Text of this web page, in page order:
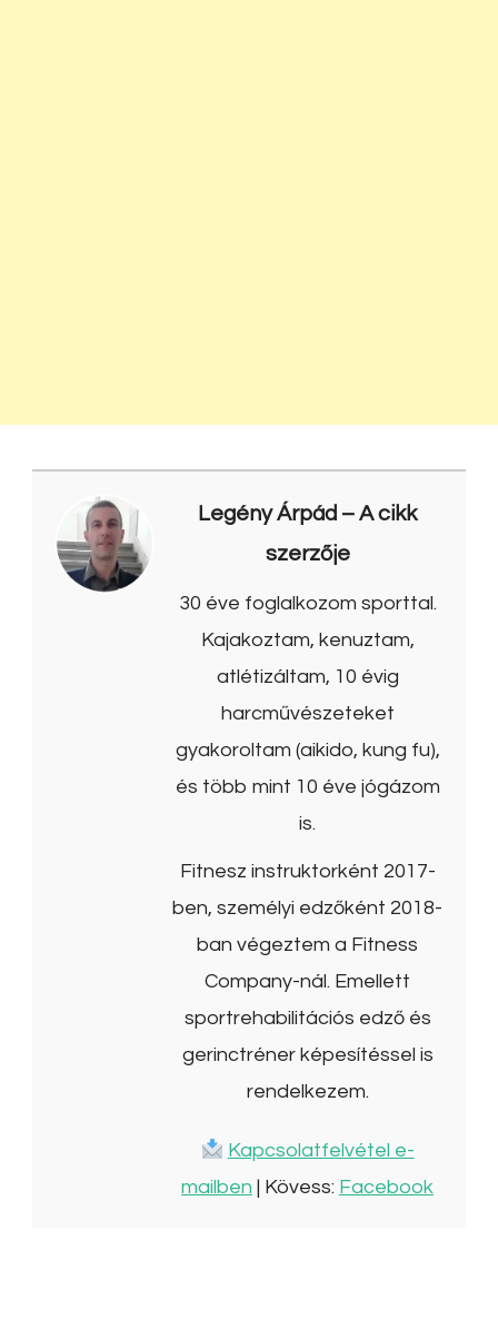
Legény Árpád – A cikk
szerzője
30 éve foglalkozom sporttal.
Kajakoztam, kenuztam,
atlétizáltam, 10 évig
harcművészeteket
gyakoroltam (aikido, kung fu),
és több mint 10 éve jógázom
is.
Fitnesz instruktorként 2017-
ben, személyi edzőként 2018-
ban végeztem a Fitness
Company-nál. Emellett
sportrehabilitációs edző és
gerinctréner képesítéssel is
rendelkezem.
Kapcsolatfelvétel e-
mailben | Kövess: Facebook